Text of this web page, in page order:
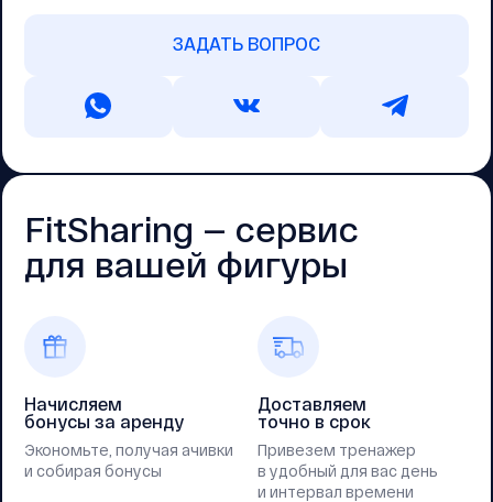
ЗАДАТЬ ВОПРОС
FitSharing — cервис
для вашей фигуры
Начисляем
бонусы за аренду
Экономьте, получая ачивки
и собирая бонусы
Доставляем
точно в срок
Привезем тренажер
в удобный для вас день
и интервал времени